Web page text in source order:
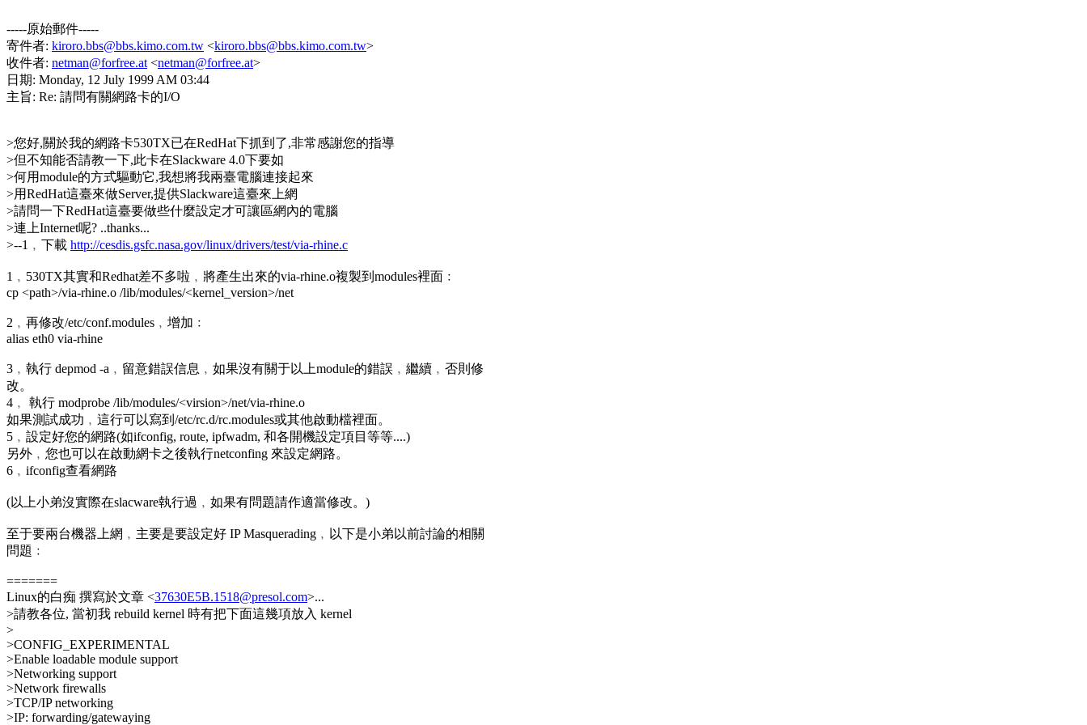
-----原始郵件-----
寄件者: kiroro.bbs@bbs.kimo.com.tw <kiroro.bbs@bbs.kimo.com.tw>
收件者: netman@forfree.at <netman@forfree.at>
日期: Monday, 12 July 1999 AM 03:44
主旨: Re: 請問有關網路卡的I/O
>您好,關於我的網路卡530TX已在RedHat下抓到了,非常感謝您的指導
>但不知能否請教一下,此卡在Slackware 4.0下要如
>何用module的方式驅動它,我想將我兩臺電腦連接起來
>用RedHat這臺來做Server,提供Slackware這臺來上網
>請問一下RedHat這臺要做些什麼設定才可讓區網內的電腦
>連上Internet呢? ..thanks...
>--1﹐下載 http://cesdis.gsfc.nasa.gov/linux/drivers/test/via-rhine.c
1﹐530TX其實和Redhat差不多啦﹐將產生出來的via-rhine.o複製到modules裡面﹕
cp <path>/via-rhine.o /lib/modules/<kernel_version>/net
2﹐再修改/etc/conf.modules﹐增加﹕
alias eth0 via-rhine
3﹐執行 depmod -a﹐留意錯誤信息﹐如果沒有關于以上module的錯誤﹐繼續﹐否則修
改。
4﹐ 執行 modprobe /lib/modules/<virsion>/net/via-rhine.o
如果測試成功﹐這行可以寫到/etc/rc.d/rc.modules或其他啟動檔裡面。
5﹐設定好您的網路(如ifconfig, route, ipfwadm, 和各開機設定項目等等....)
另外﹐您也可以在啟動網卡之後執行netconfing 來設定網路。
6﹐ifconfig查看網路
(以上小弟沒實際在slacware執行過﹐如果有問題請作適當修改。)
至于要兩台機器上網﹐主要是要設定好 IP Masquerading﹐以下是小弟以前討論的相關
問題﹕
=======
Linux的白痴 撰寫於文章 <37630E5B.1518@presol.com>...
>請教各位, 當初我 rebuild kernel 時有把下面這幾項放入 kernel
>
>CONFIG_EXPERIMENTAL
>Enable loadable module support
>Networking support
>Network firewalls
>TCP/IP networking
>IP: forwarding/gatewaying